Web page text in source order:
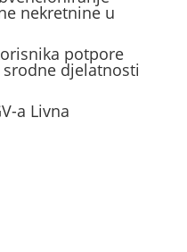
nekretnine u
potpore
djelatnosti
a Livna